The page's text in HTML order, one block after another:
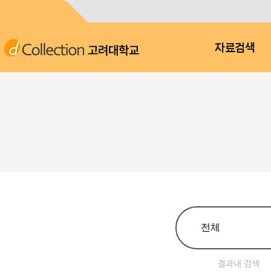
고려대학교 자료검색
결과내 검색